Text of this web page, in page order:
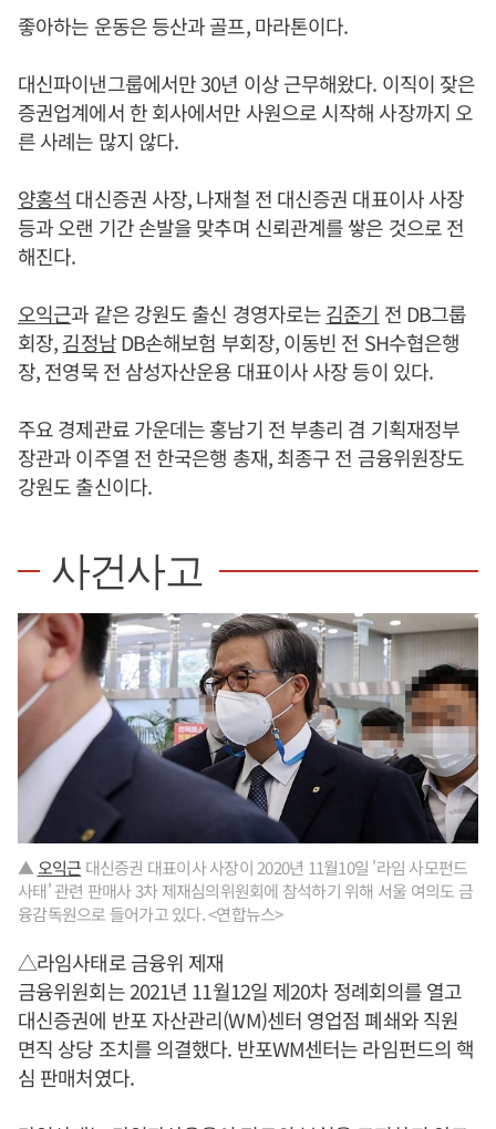
좋아하는 운동은 등산과 골프, 마라톤이다.
대신파이낸그룹에서만 30년 이상 근무해왔다. 이직이 잦은
증권업계에서 한 회사에서만 사원으로 시작해 사장까지 오
른 사례는 많지 않다.
양홍석 대신증권 사장, 나재철 전 대신증권 대표이사 사장
등과 오랜 기간 손발을 맞추며 신뢰관계를 쌓은 것으로 전
해진다.
오익근과 같은 강원도 출신 경영자로는김준기 전 DB그룹
회장,김정남DB손해보험 부회장, 이동빈 전 SH수협은행
장, 전영묵 전 삼성자산운용 대표이사 사장 등이 있다.
주요 경제관료 가운데는 홍남기 전 부총리 겸 기획재정부
장관과 이주열 전 한국은행 총재, 최종구 전 금융위원장도
강원도 출신이다.
사건사고
▲오익근 대신증권 대표이사 사장이 2020년 11월10일 '라임 사모펀드
사태' 관련 판매사 3차 제재심의위원회에 참석하기 위해 서울 여의도 금
융감독원으로 들어가고 있다. <연합뉴스>
△라임사태로 금융위 제재
금융위원회는 2021년 11월12일 제20차 정례회의를 열고
대신증권에 반포 자산관리(WM)센터 영업점 폐쇄와 직원
면직 상당 조치를 의결했다. 반포WM센터는 라임펀드의 핵
심 판매처였다.